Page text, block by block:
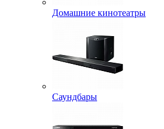
Домашние кинотеатры
Саундбары